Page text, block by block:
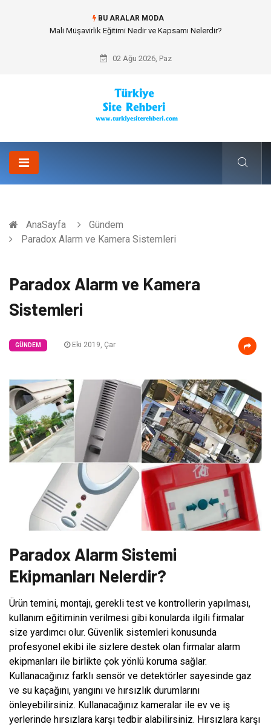
BU ARALAR MODA
Mali Müşavirlik Eğitimi Nedir ve Kapsamı Nelerdir?
02 Ağu 2026, Paz
AnaSayfa
Gündem
Paradox Alarm ve Kamera Sistemleri
Paradox Alarm ve Kamera
Sistemleri
GÜNDEM Eki 2019, Çar
Paradox Alarm Sistemi
Ekipmanları Nelerdir?
Ürün temini, montajı, gerekli test ve kontrollerin yapılması,
kullanım eğitiminin verilmesi gibi konularda ilgili firmalar
size yardımcı olur. Güvenlik sistemleri konusunda
profesyonel ekibi ile sizlere destek olan firmalar alarm
ekipmanları ile birlikte çok yönlü koruma sağlar.
Kullanacağınız farklı sensör ve detektörler sayesinde gaz
ve su kaçağını, yangını ve hırsızlık durumlarını
önleyebilirsiniz. Kullanacağınız kameralar ile ev ve iş
yerlerinde hırsızlara karşı tedbir alabilirsiniz. Hırsızlara karşı